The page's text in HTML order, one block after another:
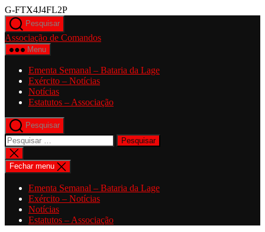
G-FTX4J4FL2PSaltar
conteúdo
Pesquisar
Associação de Comandos
Menu
Ementa Semanal – Bataria da Lage
Exército – Notícias
Notícias
Estatutos – Associação
Pesquisar
Pesquisar
por:
Fechar
pesquisa
Fechar menu
Ementa Semanal – Bataria da Lage
Exército – Notícias
Notícias
Estatutos – Associação